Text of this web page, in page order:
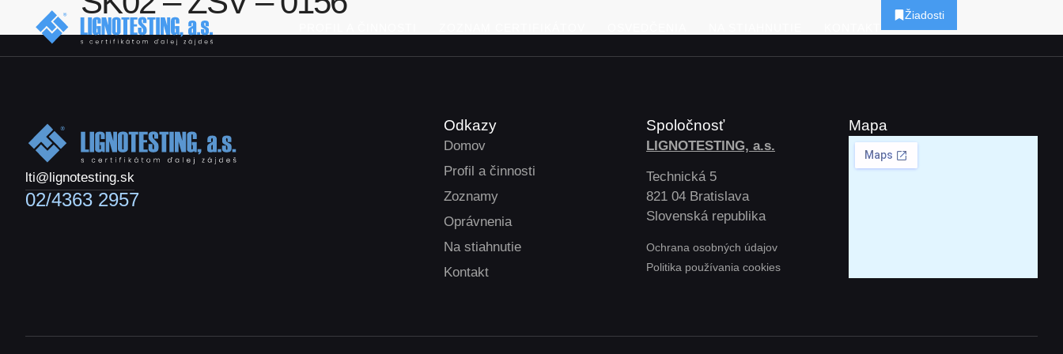
Žiadosti
lti@lignotesting.sk
02/4363 2957
Odkazy
Domov
Profil a činnosti
Zoznamy
Oprávnenia
Na stiahnutie
Kontakt
Spoločnosť
LIGNOTESTING, a.s.
Technická 5
821 04 Bratislava
Slovenská republika
Ochrana osobných údajov
Politika používania cookies
Mapa